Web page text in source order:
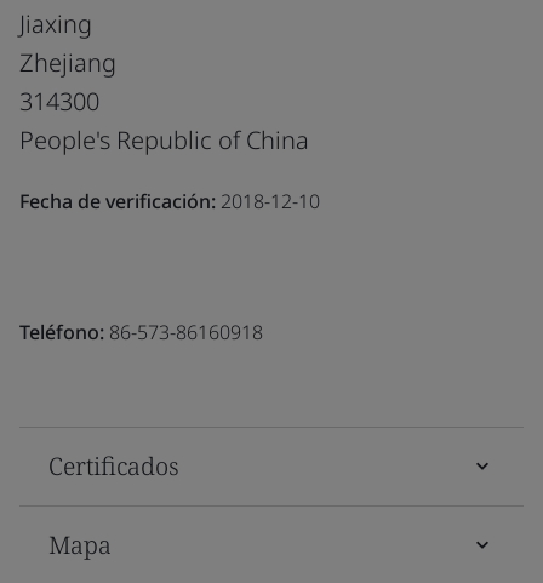
Jiaxing
Zhejiang
314300
People's Republic of China
Fecha de verificación: 2018-12-10
Teléfono: 86-573-86160918
Certificados
Mapa